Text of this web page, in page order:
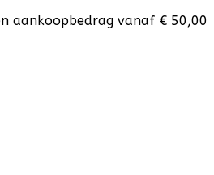
aankoopbedrag vanaf € 50,00